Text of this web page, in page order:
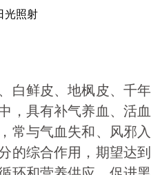
光照射
白鲜皮、地枫皮、千年
，具有补气养血、活血
常与气血失和、风邪入
的综合作用，期望达到